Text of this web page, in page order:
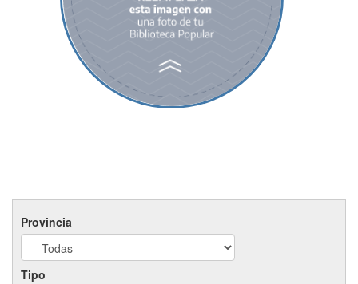
Provincia
Tipo